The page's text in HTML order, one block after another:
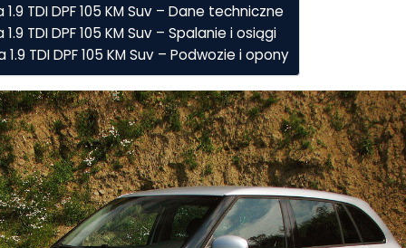
1.9 TDI DPF 105 KM Suv – Dane techniczne
TDI DPF 105 KM Suv – Spalanie i osiągi
1.9 TDI DPF 105 KM Suv – Podwozie i opony